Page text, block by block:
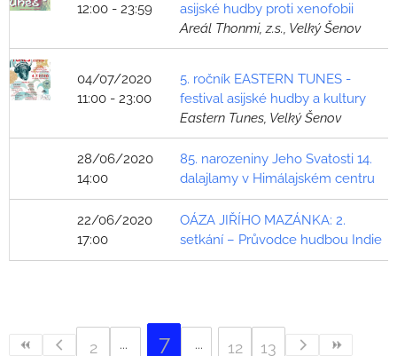
12:00 - 23:59
asijské hudby proti xenofobii
Areál Thonmi, z.s., Velký Šenov
04/07/2020
11:00 - 23:00
5. ročník EASTERN TUNES -
festival asijské hudby a kultury
Eastern Tunes, Velký Šenov
28/06/2020
14:00
85. narozeniny Jeho Svatosti 14.
dalajlamy v Himálajském centru
22/06/2020
17:00
OÁZA JIŘÍHO MAZÁNKA: 2.
setkání – Průvodce hudbou Indie
2 7 12 13